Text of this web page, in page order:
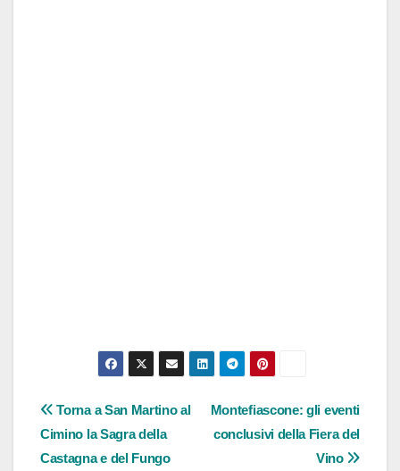
Navigazione
articoli
Montefiascone: gli eventi
conclusivi della Fiera del
Vino
Torna a San Martino al
Cimino la Sagra della
Castagna e del Fungo